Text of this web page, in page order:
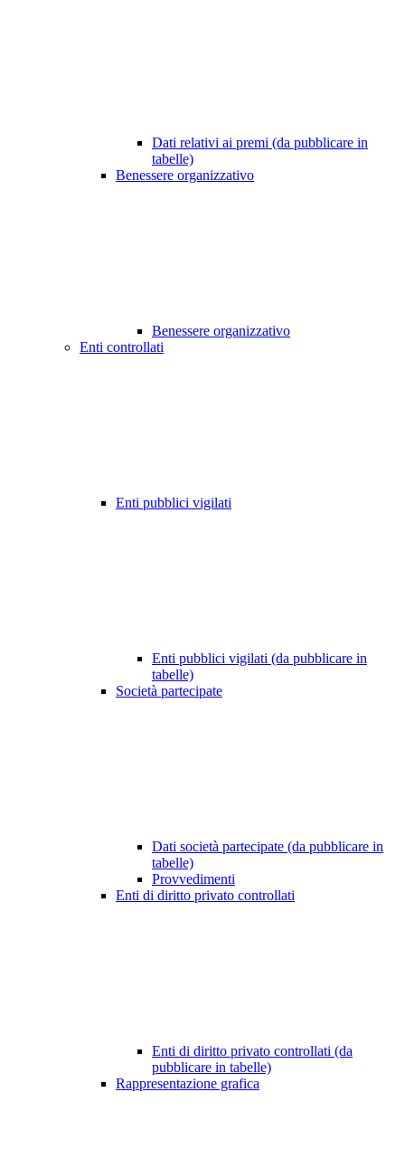
Dati relativi ai premi (da pubblicare in
tabelle)
Benessere organizzativo
Benessere organizzativo
Enti controllati
Enti pubblici vigilati
Enti pubblici vigilati (da pubblicare in
tabelle)
Società partecipate
Dati società partecipate (da pubblicare in
tabelle)
Provvedimenti
Enti di diritto privato controllati
Enti di diritto privato controllati (da
pubblicare in tabelle)
Rappresentazione grafica